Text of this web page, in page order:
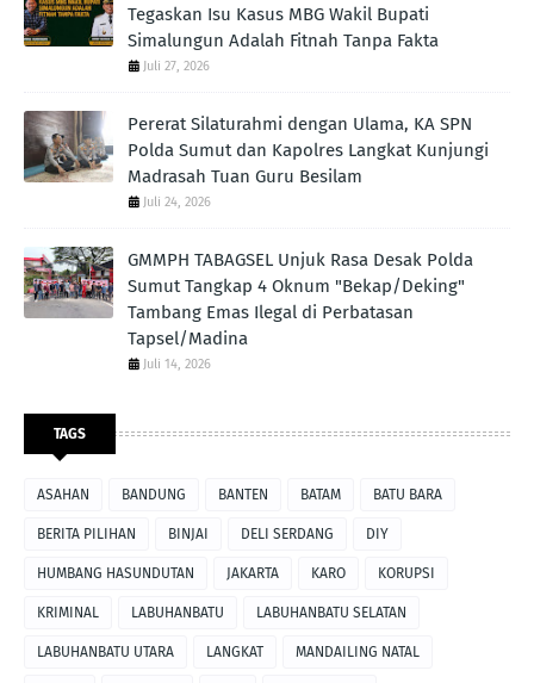
Tegaskan Isu Kasus MBG Wakil Bupati
Simalungun Adalah Fitnah Tanpa Fakta
Juli 27, 2026
Pererat Silaturahmi dengan Ulama, KA SPN
Polda Sumut dan Kapolres Langkat Kunjungi
Madrasah Tuan Guru Besilam
Juli 24, 2026
GMMPH TABAGSEL Unjuk Rasa Desak Polda
Sumut Tangkap 4 Oknum "Bekap/Deking"
Tambang Emas Ilegal di Perbatasan
Tapsel/Madina
Juli 14, 2026
TAGS
ASAHAN BANDUNG BANTEN BATAM BATU BARA
BERITA PILIHAN BINJAI DELI SERDANG DIY
HUMBANG HASUNDUTAN JAKARTA KARO KORUPSI
KRIMINAL LABUHANBATU LABUHANBATU SELATAN
LABUHANBATU UTARA LANGKAT MANDAILING NATAL